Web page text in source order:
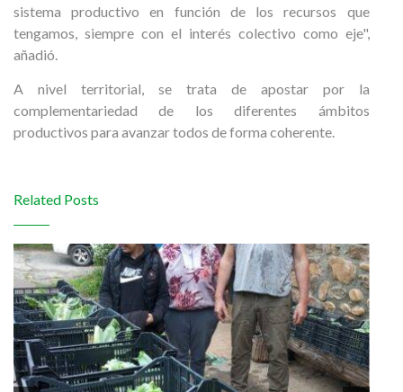
sistema productivo en función de los recursos que
tengamos, siempre con el interés colectivo como eje",
añadió.
A nivel territorial, se trata de apostar por la
complementariedad de los diferentes ámbitos
productivos para avanzar todos de forma coherente.
Related Posts